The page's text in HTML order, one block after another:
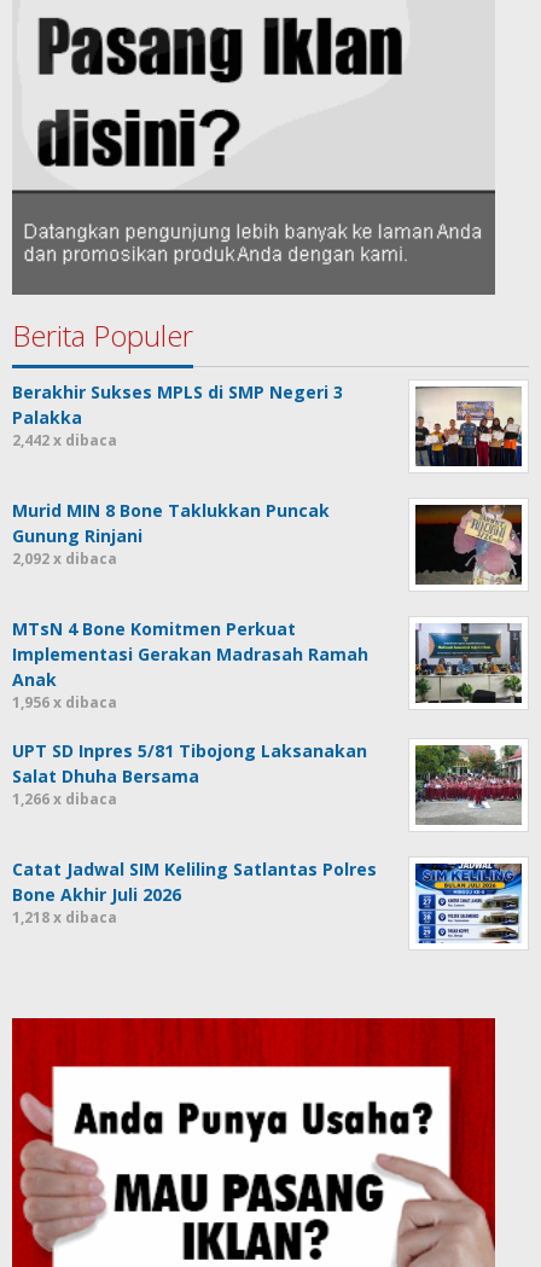
Berita Populer
Berakhir Sukses MPLS di SMP Negeri 3
Palakka
2,442 x dibaca
Murid MIN 8 Bone Taklukkan Puncak
Gunung Rinjani
2,092 x dibaca
MTsN 4 Bone Komitmen Perkuat
Implementasi Gerakan Madrasah Ramah
Anak
1,956 x dibaca
UPT SD Inpres 5/81 Tibojong Laksanakan
Salat Dhuha Bersama
1,266 x dibaca
Catat Jadwal SIM Keliling Satlantas Polres
Bone Akhir Juli 2026
1,218 x dibaca